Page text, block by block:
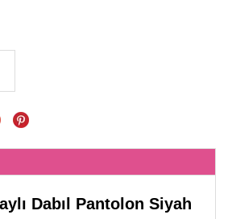
Dabıl Pantolon Siyah